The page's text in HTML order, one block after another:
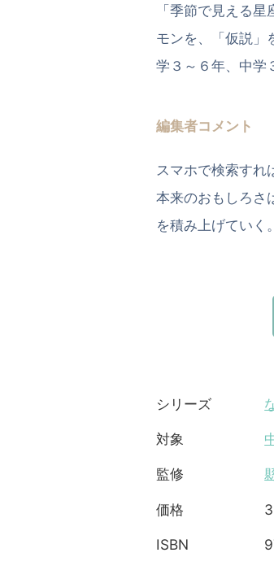
「季節で見える
モンを、「仮説」
学３～６年、中学
編集者コメント
スマホで検索すれ
本来のおもしろさ
を積み上げていく
シリーズ
対象
監修
価格
ISBN